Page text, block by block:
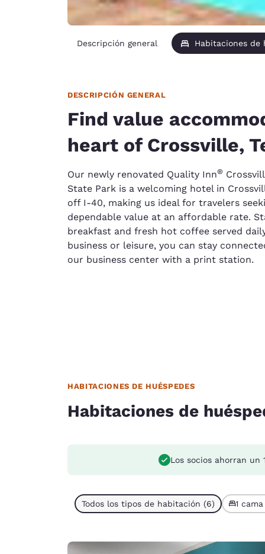
Descripción general Habitaciones de
DESCRIPCIÓN GENERAL
Find value
heart of Crossville,
Our newly renovated Quality Inn®
State Park is a welcoming hotel in
off I-40, making us ideal for travelers
dependable value at an affordable rate.
breakfast and fresh hot coffee served
business or leisure, you can stay
our business center with a print station.
HABITACIONES DE HUÉSPEDES
Habitaciones de
Los socios ahorran un
Todos los tipos de habitación (6) 1